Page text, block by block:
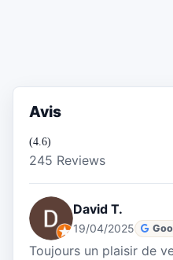
Avis
(4.6)
245 Reviews
David T.
19/04/2025
Toujours un plaisir de